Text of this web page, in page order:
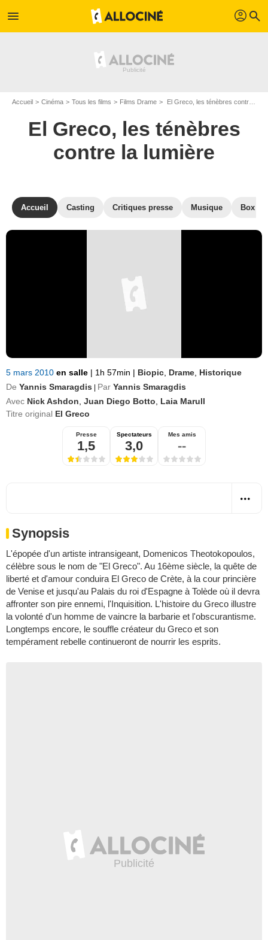
menu profil search
Accueil Cinéma Tous les films Films Drame El Greco, les ténèbres contre la lumière de Yannis Smaragdis
El Greco, les ténèbres
contre la lumière
Accueil Casting Critiques presse Musique Box
5 mars 2010 en salle | 1h 57min | Biopic Drame Historique
De Yannis Smaragdis Par Yannis Smaragdis
Avec Nick Ashdon Juan Diego Botto
Laia Marull
Titre original El Greco
Presse
1,5
Spectateurs
3,0
Mes amis
--
Synopsis
L'épopée d'un artiste intransigeant, Domenicos Theotokopoulos,
célèbre sous le nom de "El Greco". Au 16ème siècle, la quête de
liberté et d'amour conduira El Greco de Crète, à la cour princière
de Venise et jusqu'au Palais du roi d'Espagne à Tolède où il devra
affronter son pire ennemi, l'Inquisition. L'histoire du Greco illustre
la volonté d'un homme de vaincre la barbarie et l'obscurantisme.
Longtemps encore, le souffle créateur du Greco et son
tempérament rebelle continueront de nourrir les esprits.